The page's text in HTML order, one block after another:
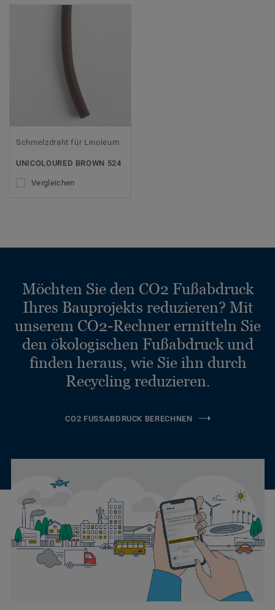
Schmelzdraht für Linoleum
UNICOLOURED BROWN 524
Vergleichen
Möchten Sie den CO2 Fußabdruck
Ihres Bauprojekts reduzieren? Mit
unserem CO2-Rechner ermitteln Sie
den ökologischen Fußabdruck und
finden heraus, wie Sie ihn durch
Recycling reduzieren.
CO2 FUSSABDRUCK BERECHNEN